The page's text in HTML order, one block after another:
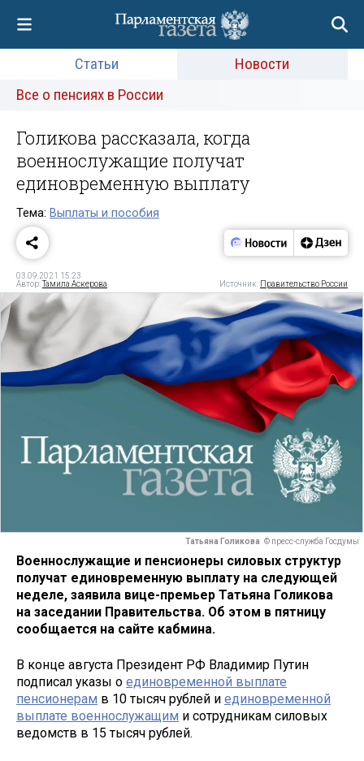
Статьи
Новости
Все о пенсиях в России
Голикова рассказала, когда
военнослужащие получат
единовременную выплату
Тема: Выплаты и пособия
03.09.2021 15:23
Автор:Тамила Аскерова Источник: Правительство России
Татьяна Голикова © пресс-служба Госдумы
Военнослужащие и пенсионеры силовых структур
получат единовременную выплату на следующей
неделе, заявила вице-премьер Татьяна Голикова
на заседании Правительства. Об этом в пятницу
сообщается на сайте кабмина.
В конце августа Президент РФ Владимир Путин
подписал указы о единовременной выплате
пенсионерам в 10 тысяч рублей и единовременной
выплате военнослужащим и сотрудникам силовых
ведомств в 15 тысяч рублей.